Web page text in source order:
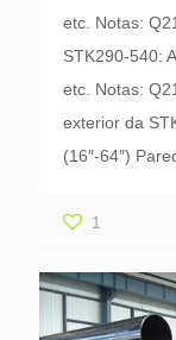
etc. Notas:
STK290-540:
etc. Notas:
exterior da
(16″-64″)
1